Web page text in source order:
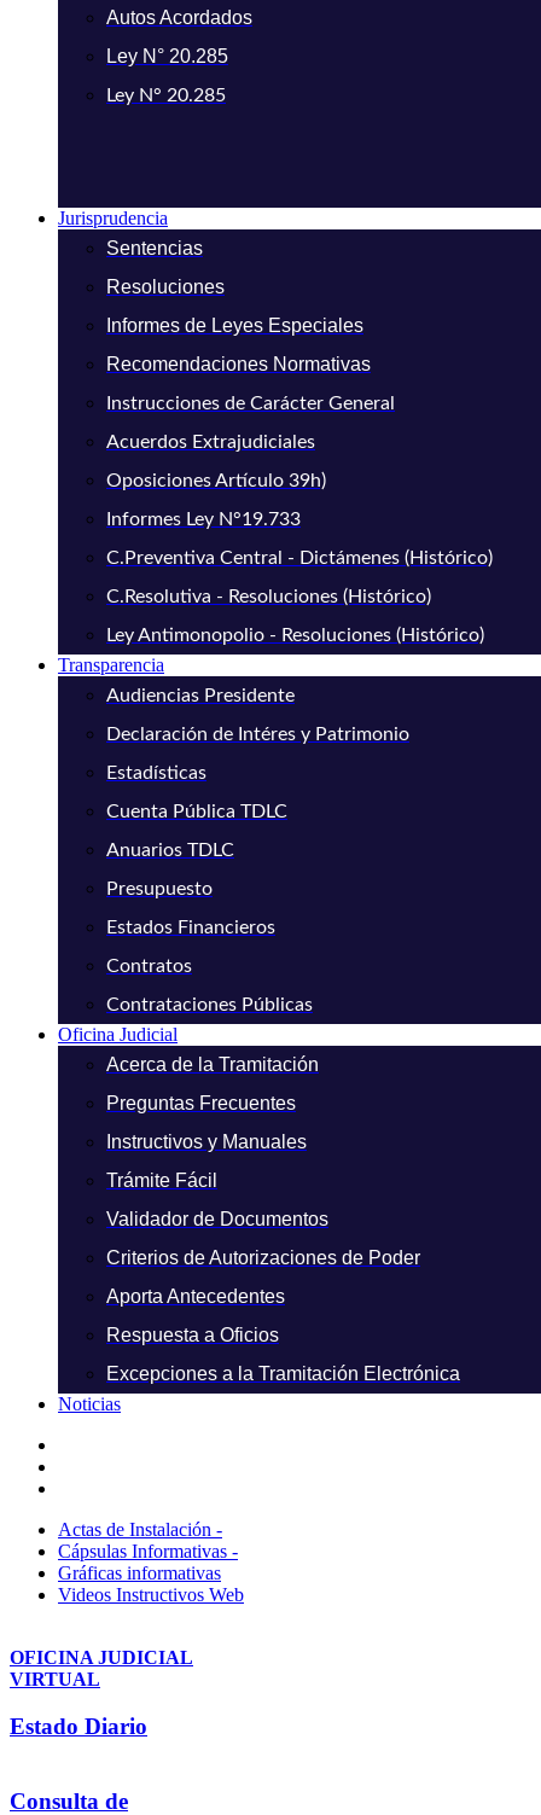
Autos Acordados
Ley N° 20.285
Ley N° 20.285
Jurisprudencia
Sentencias
Resoluciones
Informes de Leyes Especiales
Recomendaciones Normativas
Instrucciones de Carácter General
Acuerdos Extrajudiciales
Oposiciones Artículo 39h)
Informes Ley N°19.733
C.Preventiva Central - Dictámenes (Histórico)
C.Resolutiva - Resoluciones (Histórico)
Ley Antimonopolio - Resoluciones (Histórico)
Transparencia
Audiencias Presidente
Declaración de Intéres y Patrimonio
Estadísticas
Cuenta Pública TDLC
Anuarios TDLC
Presupuesto
Estados Financieros
Contratos
Contrataciones Públicas
Oficina Judicial
Acerca de la Tramitación
Preguntas Frecuentes
Instructivos y Manuales
Trámite Fácil
Validador de Documentos
Criterios de Autorizaciones de Poder
Aporta Antecedentes
Respuesta a Oficios
Excepciones a la Tramitación Electrónica
Noticias
Actas de Instalación -
Cápsulas Informativas -
Gráficas informativas
Videos Instructivos Web
OFICINA JUDICIAL
VIRTUAL
Estado Diario
Consulta de